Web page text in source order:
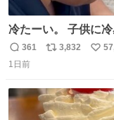
冷たーい。 子供に
ぎで喜んでくれまし
た山口県の恩師に感
返
信
361
リ
ト
数
3,832
い
数
1日前